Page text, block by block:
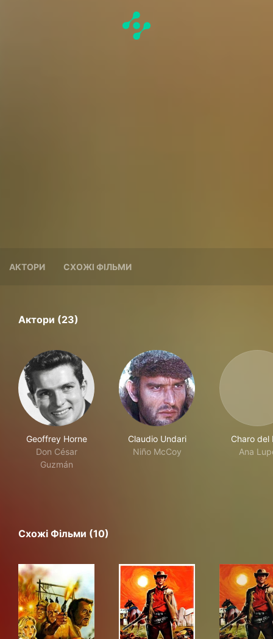
АКТОРИ СХОЖІ ФІЛЬМИ
Актори (23)
Geoffrey Horne
Don César
Guzmán
Claudio Undari
Niño McCoy
Charo del
Ana
Схожі Фільми (10)